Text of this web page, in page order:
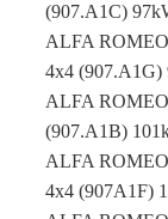
(907.A1C)
ALFA
4x4 (907.A1G)
ALFA
(907.A1B)
ALFA
4x4 (907A1F)